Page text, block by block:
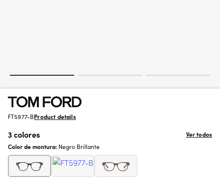
FT5977-BProduct details
3 colores
Ver todos
Color de montura: Negro Brillante